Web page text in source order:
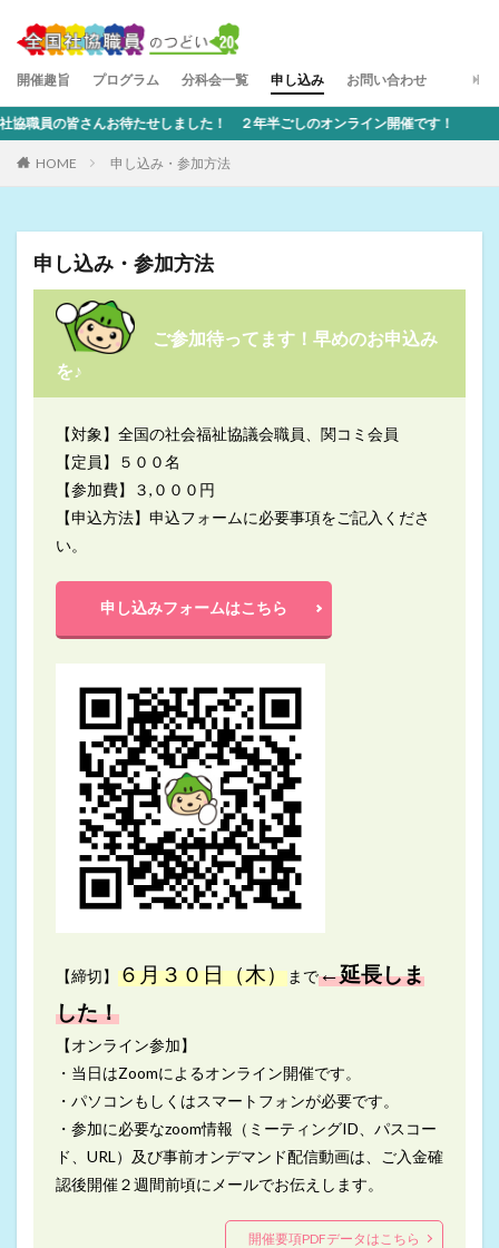
開催趣旨 プログラム 分科会一覧 申し込み お問い合わせ
職員の皆さんお待たせしました！ ２年半ごしのオンライン開催です！
HOME 申し込み・参加方法
申し込み・参加方法
ご参加待ってます！早めのお申込み
を♪
【対象】全国の社会福祉協議会職員、関コミ会員
【定員】５００名
【参加費】３,０００円
【申込方法】申込フォームに必要事項をご記入くださ
い。
申し込みフォームはこちら
【締切】 ６月３０日（木）まで←延長しま
した！
【オンライン参加】
・当日はZoomによるオンライン開催です。
・パソコンもしくはスマートフォンが必要です。
・参加に必要なzoom情報（ミーティングID、パスコー
ド、URL）及び事前オンデマンド配信動画は、ご入金確
認後開催２週間前頃にメールでお伝えします。
開催要項PDFデータはこちら